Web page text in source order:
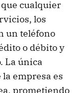
cualquier
los
un teléfono
o débito y
La única
empresa es
prometiendo